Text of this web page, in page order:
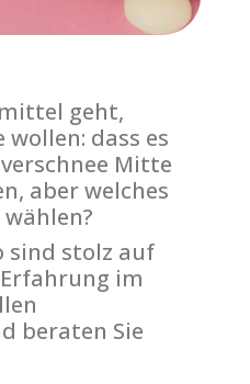
geht,
wollen: dass es
Mitte
aber welches
sind stolz auf
im
beraten Sie